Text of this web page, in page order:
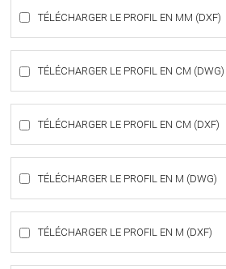
TÉLÉCHARGER LE PROFIL EN MM (DXF)
TÉLÉCHARGER LE PROFIL EN CM (DWG)
TÉLÉCHARGER LE PROFIL EN CM (DXF)
TÉLÉCHARGER LE PROFIL EN M (DWG)
TÉLÉCHARGER LE PROFIL EN M (DXF)